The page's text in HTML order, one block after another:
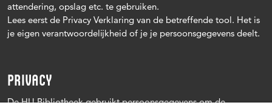
attendering, opslag etc. te gebruiken.
Lees eerst de Privacy Verklaring van de betreffende tool. Het is
je eigen verantwoordelijkheid of je je persoonsgegevens deelt.
PRIVACY
De HU Bibliotheek gebruikt persoonsgegevens om de